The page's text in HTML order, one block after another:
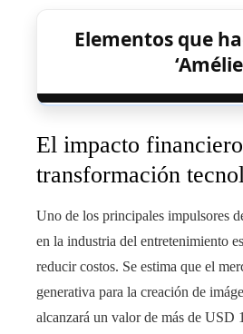
Elementos que
El impacto
transformación
Uno de los principales impulsores
en la industria del entretenimiento
reducir costos. Se estima que el
generativa para la creación de
alcanzará un valor de más de USD